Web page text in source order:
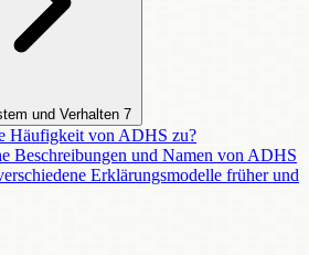
und Verhalten 7
Häufigkeit von ADHS zu?
Beschreibungen und Namen von ADHS
Erklärungsmodelle früher und